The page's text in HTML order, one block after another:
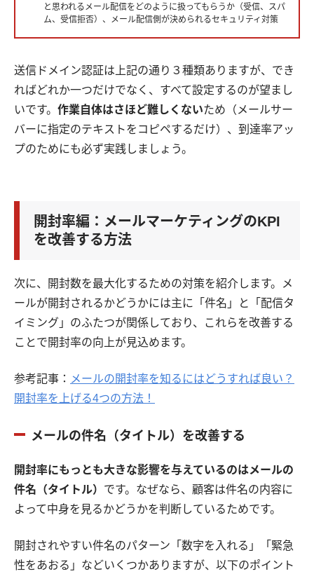
と思われるメール配信をどのように扱ってもらうか（受信、スパ
ム、受信拒否）、メール配信側が決められるセキュリティ対策
送信ドメイン認証は上記の通り３種類ありますが、でき
ればどれか一つだけでなく、すべて設定するのが望まし
いです。 作業自体はさほど難しくないため（メールサー
バーに指定のテキストをコピペするだけ）、到達率アッ
プのためにも必ず実践しましょう。
開封率編：メールマーケティングのKPI
を改善する方法
次に、開封数を最大化するための対策を紹介します。メ
ールが開封されるかどうかには主に「件名」と「配信タ
イミング」のふたつが関係しており、これらを改善する
ことで開封率の向上が見込めます。
参考記事： メールの開封率を知るにはどうすれば良い？
開封率を上げる4つの方法！
メールの件名（タイトル）を改善する
開封率にもっとも大きな影響を与えているのはメールの
件名（タイトル） です。なぜなら、顧客は件名の内容に
よって中身を見るかどうかを判断しているためです。
開封されやすい件名のパターン「数字を入れる」「緊急
性をあおる」などいくつかありますが、以下のポイント